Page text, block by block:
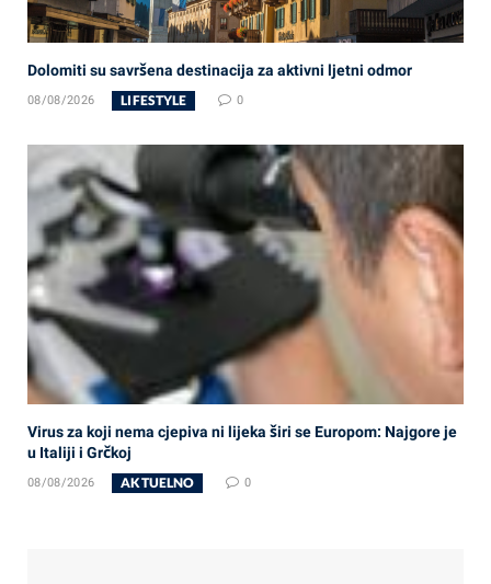
Dolomiti su savršena destinacija za aktivni ljetni odmor
08/08/2026 LIFESTYLE 0
Virus za koji nema cjepiva ni lijeka širi se Europom: Najgore je
u Italiji i Grčkoj
08/08/2026 AKTUELNO 0